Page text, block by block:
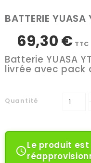
BATTERIE YUASA
69,30 € TTC
Batterie YUASA
livrée avec pack
Quantité
Le produit